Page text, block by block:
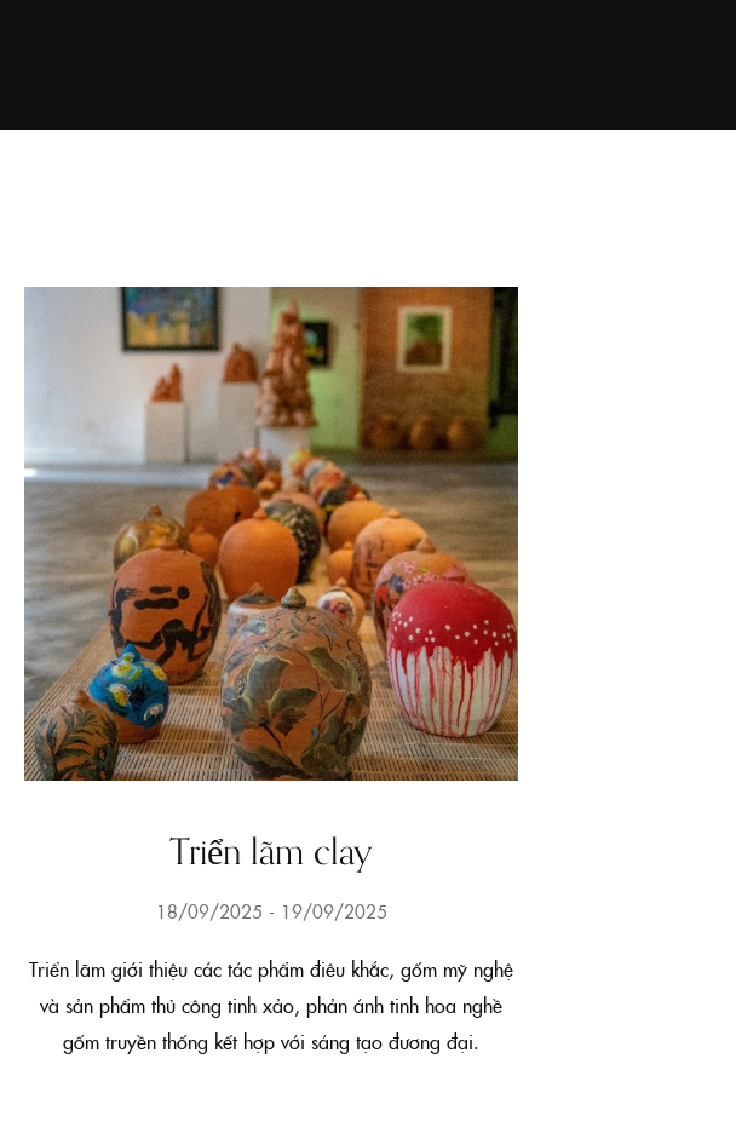
Triển lãm clay
18/09/2025 19/09/2025
Triển lãm giới thiệu các tác phẩm điêu khắc, gốm mỹ nghệ
và sản phẩm thủ công tinh xảo, phản ánh tinh hoa nghề
gốm truyền thống kết hợp với sáng tạo đương đại.